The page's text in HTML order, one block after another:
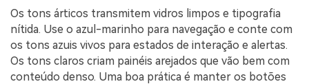
Os tons árticos transmitem vidros limpos e tipografia
nítida. Use o azul-marinho para navegação e conte com
os tons azuis vivos para estados de interação e alertas.
Os tons claros criam painéis arejados que vão bem com
conteúdo denso. Uma boa prática é manter os botões